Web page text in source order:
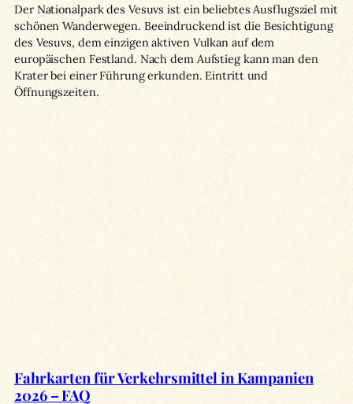
Der Nationalpark des Vesuvs ist ein beliebtes Ausflugsziel mit
schönen Wanderwegen. Beeindruckend ist die Besichtigung
des Vesuvs, dem einzigen aktiven Vulkan auf dem
europäischen Festland. Nach dem Aufstieg kann man den
Krater bei einer Führung erkunden. Eintritt und
Öffnungszeiten.
Fahrkarten für Verkehrsmittel in Kampanien
2026 – FAQ